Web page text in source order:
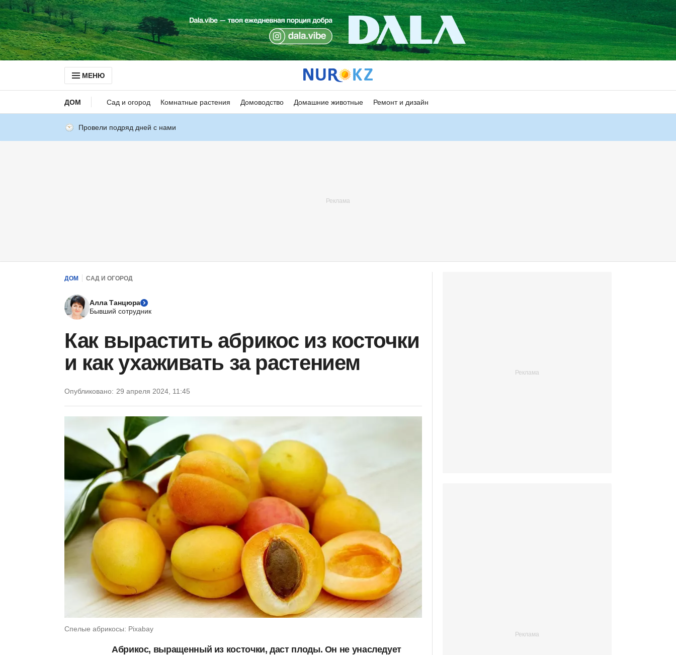
МЕНЮ
ДОМ Сад и огород Комнатные растения Домоводство Домашние животные Ремонт и дизайн
Провели подряд дней с нами
ДОМ САД И ОГОРОД
Алла Танцюра
Бывший сотрудник
Как вырастить абрикос из косточки
и как ухаживать за растением
Опубликовано: 29 апреля 2024, 11:45
Спелые абрикосы: Pixabay
Абрикос, выращенный из косточки, даст плоды. Он не унаследует